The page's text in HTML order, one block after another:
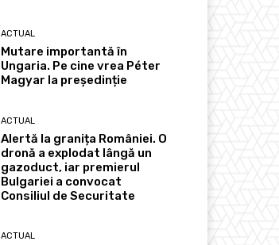
ACTUAL
Mutare importantă în
Ungaria. Pe cine vrea Péter
Magyar la președinție
ACTUAL
Alertă la granița României. O
dronă a explodat lângă un
gazoduct, iar premierul
Bulgariei a convocat
Consiliul de Securitate
ACTUAL